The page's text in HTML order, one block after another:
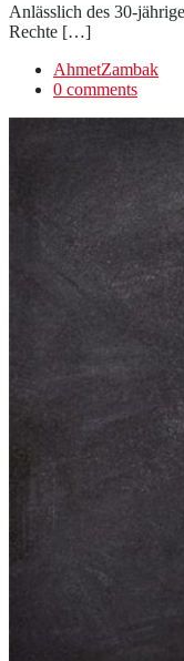
Anlässlich des 30-
Rechte […]
AhmetZambak
0 comments